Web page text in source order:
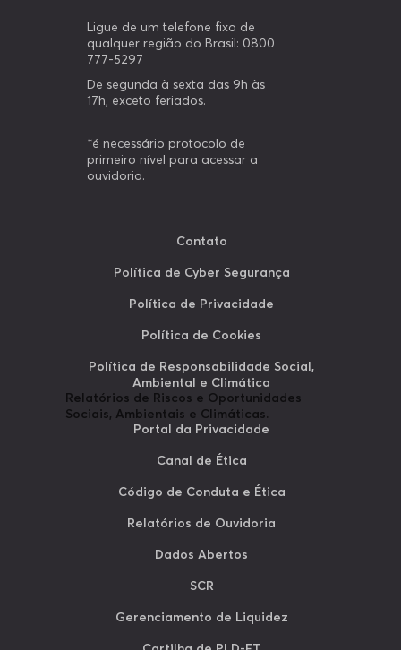
Ligue de um telefone fixo de
qualquer região do Brasil: 0800
777-5297
De segunda à sexta das 9h às
17h, exceto feriados.
*é necessário protocolo de
primeiro nível para acessar a
ouvidoria.
Contato
Política de Cyber Segurança
Política de Privacidade
Política de Cookies
Política de Responsabilidade Social,
Ambiental e Climática
Relatórios de Riscos e Oportunidades
Sociais, Ambientais e Climáticas.
Portal da Privacidade
Canal de Ética
Código de Conduta e Ética
Relatórios de Ouvidoria
Dados Abertos
SCR
Gerenciamento de Liquidez